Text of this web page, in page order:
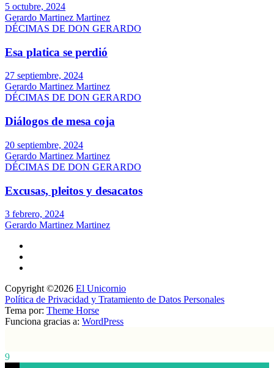
5 octubre, 2024
Gerardo Martinez Martinez
DÉCIMAS DE DON GERARDO
Esa platica se perdió
27 septiembre, 2024
Gerardo Martinez Martinez
DÉCIMAS DE DON GERARDO
Diálogos de mesa coja
20 septiembre, 2024
Gerardo Martinez Martinez
DÉCIMAS DE DON GERARDO
Excusas, pleitos y desacatos
3 febrero, 2024
Gerardo Martinez Martinez
Copyright ©2026 El Unicornio
Política de Privacidad y Tratamiento de Datos Personales
Tema por: Theme Horse
Funciona gracias a: WordPress
9